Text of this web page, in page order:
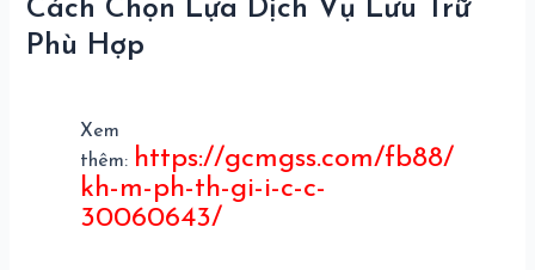
Cách Chọn Lựa Dịch Vụ Lưu Trữ
Phù Hợp
Xem
thêm: https://gcmgss.com/fb88/
kh-m-ph-th-gi-i-c-c-
30060643/